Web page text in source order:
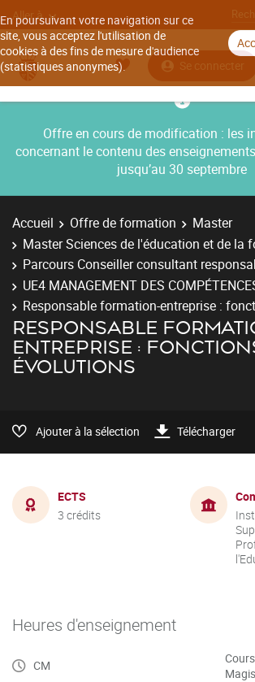
En poursuivant votre navigation sur ce
site, vous acceptez l'utilisation de
cookies à des fins de mesure d'audience
(statistiques anonymes).
Aller à
Se connecter
Offre en cours de modification : les
concernant le contenu des
jusqu’au 30 septembre
Accueil Offre de formation
Master
Master Sciences de l'éducation et de la
Parcours Conseiller consultant
UE4 MANAGEMENT DES
Responsable formation-entreprise :
RESPONSABLE
ENTREPRISE :
ÉVOLUTIONS
Ajouter à la sélection Télécharger
ECTS
3 crédits
Heures d'enseignement
CM
Cours